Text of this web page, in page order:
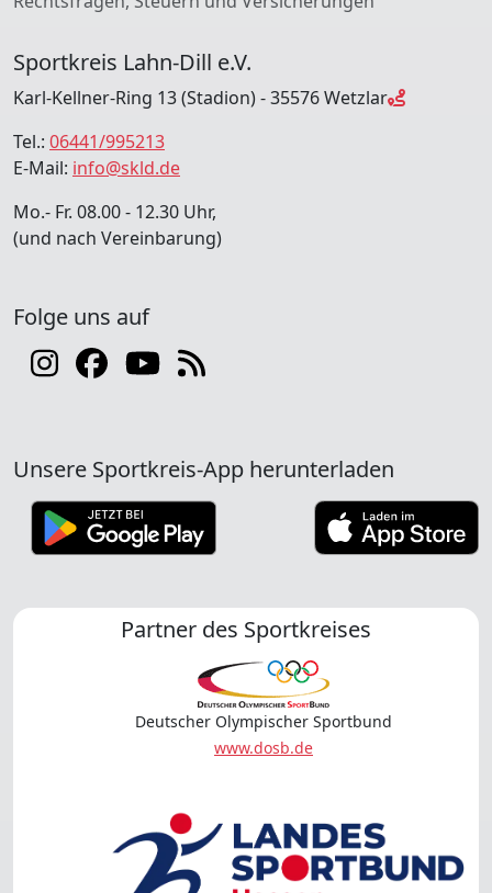
Sportkreis Lahn-Dill e.V.
Karl-Kellner-Ring 13 (Stadion) - 35576 Wetzlar
Tel.: 06441/995213
E-Mail: info@skld.de
Mo.- Fr. 08.00 - 12.30 Uhr,
(und nach Vereinbarung)
Folge uns auf
Unsere Sportkreis-App herunterladen
Partner des Sportkreises
Deutscher Olympischer Sportbund
www.dosb.de